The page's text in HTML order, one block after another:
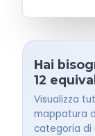
Hai
12
Visualizza
mappatura
categoria di